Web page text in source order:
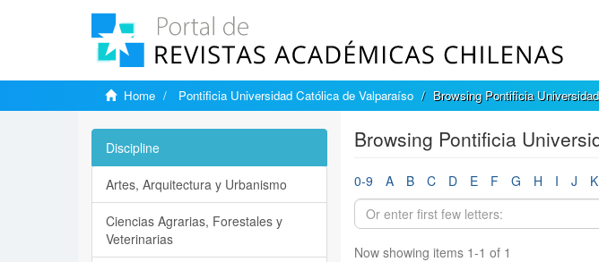
Home Pontificia Universidad Católica de Valparaíso Browsing Pontificia
Browsing Pontificia
0-9 A B C D E F G H I J K
Now showing items 1-1 of 1
Discipline
Artes, Arquitectura y Urbanismo
Ciencias Agrarias, Forestales y
Veterinarias